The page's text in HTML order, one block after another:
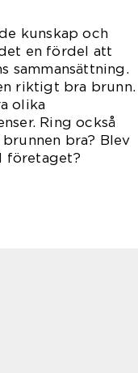
kunskap och
en fördel att
sammansättning.
riktigt bra brunn.
olika
Ring också
bra? Blev
företaget?